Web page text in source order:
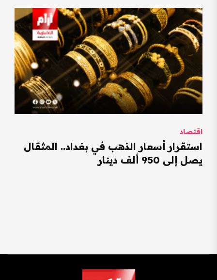
اقتصاد
استقرار أسعار الذهب في بغداد.. المثقال
يصل إلى 950 ألف دينار